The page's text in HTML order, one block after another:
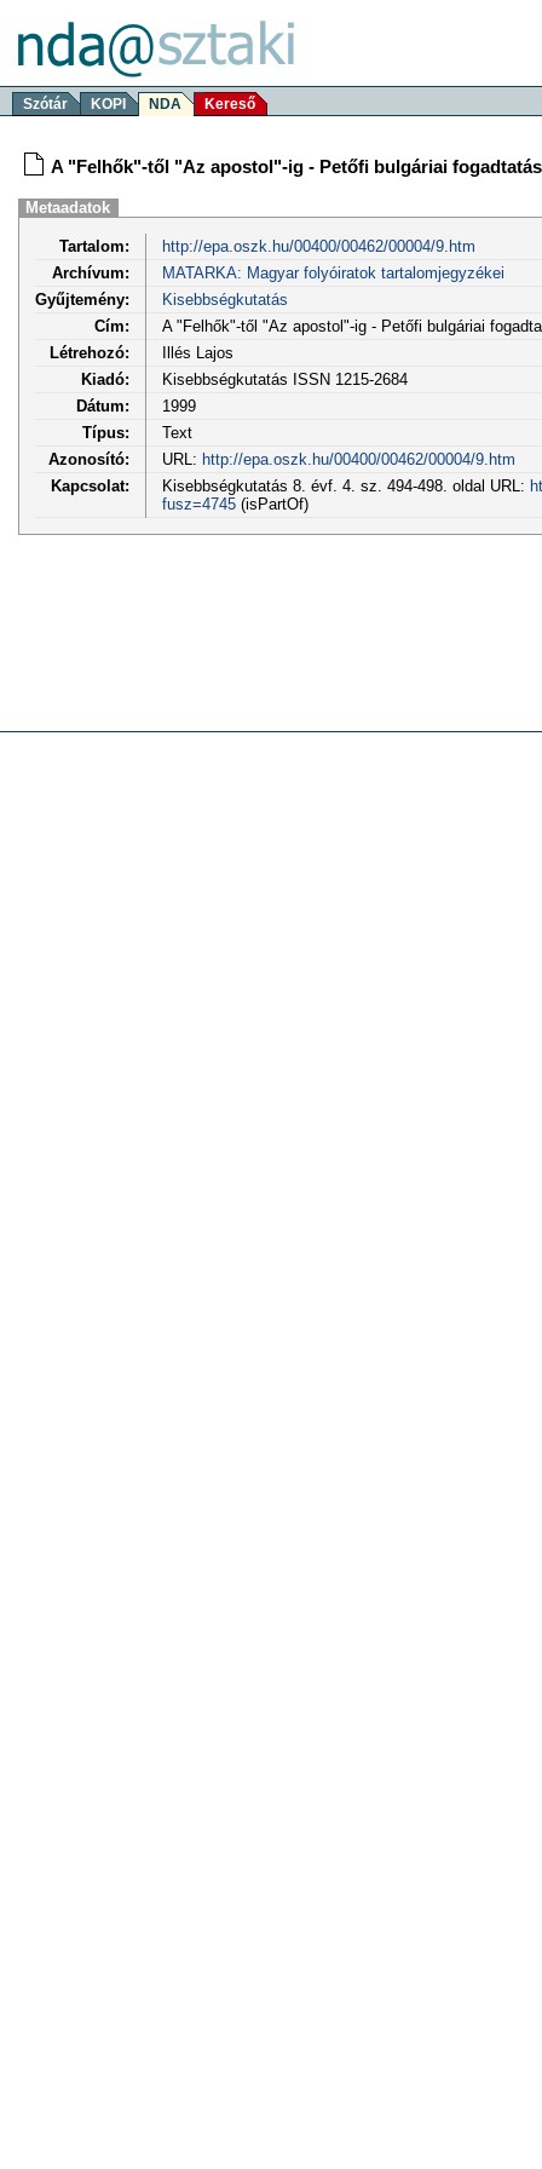
Szótár KOPI NDA Kereső
A "Felhők"-től "Az apostol"-ig - Petőfi bulgáriai
Metaadatok
Tartalom:
http://epa.oszk.hu/00400/00462/00004/9.htm
Archívum:
MATARKA: Magyar folyóiratok tartalomjegyzékei
Gyűjtemény:
Kisebbségkutatás
Cím:
A "Felhők"-től "Az apostol"-ig - Petőfi bulgáriai
Létrehozó:
Illés Lajos
Kiadó:
Kisebbségkutatás ISSN 1215-2684
Dátum:
1999
Típus:
Text
Azonosító:
URL: http://epa.oszk.hu/00400/00462/00004/9.htm
Kapcsolat:
Kisebbségkutatás 8. évf. 4. sz. 494-498. oldal URL:
fusz=4745(isPartOf)